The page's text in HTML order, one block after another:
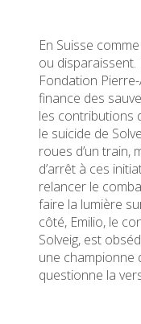
En Suisse
ou disparaissent.
Fondation
finance des
les contributions
le suicide de
roues d’un train,
d’arrêt à ces
relancer le
faire la lumière
côté, Emilio, le
Solveig, est
une championne
questionne la